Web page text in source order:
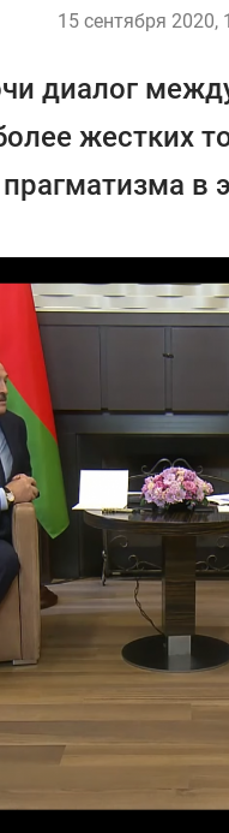
15 сентября 2020,
диалог
жестких
в